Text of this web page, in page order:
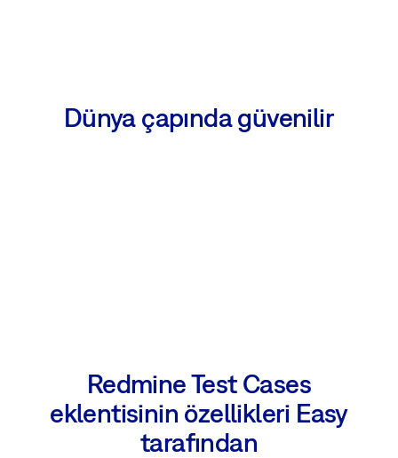
Dünya çapında güvenilir
Redmine Test Cases
eklentisinin özellikleri Easy
tarafından